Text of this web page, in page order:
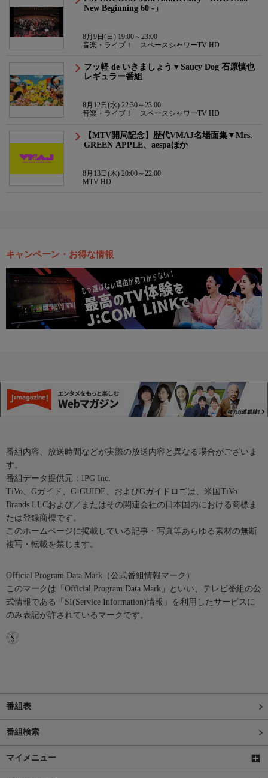
New Beginning 60 -」
8月9日(日) 19:00～23:00
音楽・ライブ！ スペースシャワーTV HD
フッ軽 de いきましょう▼Saucy Dog 石原慎也
レギュラー番組
8月12日(水) 22:30～23:00
音楽・ライブ！ スペースシャワーTV HD
【MTV開局記念】歴代VMAJ名場面集▼Mrs.
GREEN APPLE、aespaほか
8月13日(木) 20:00～22:00
MTV HD
キャンペーン・お得な情報
番組内容、放送時間などが実際の放送内容と異なる場合がございま
す。
番組データ提供元：IPG Inc.
TiVo、Gガイド、G-GUIDE、およびGガイドロゴは、米国TiVo
Brands LLCおよび／またはその関連会社の日本国内における商標ま
たは登録商標です。
このホームページに掲載している記事・写真等あらゆる素材の無断
複写・転載を禁じます。
Official Program Data Mark（公式番組情報マーク）
このマークは「Official Program Data Mark」といい、テレビ番組の公
式情報である「SI(Service Information)情報」を利用したサービスに
のみ表記が許されているマークです。
番組表
番組検索
マイメニュー